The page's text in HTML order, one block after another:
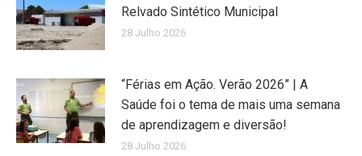
Relvado Sintético Municipal
28 Julho 2026
“Férias em Ação. Verão 2026” | A
Saúde foi o tema de mais uma semana
de aprendizagem e diversão!
28 Julho 2026